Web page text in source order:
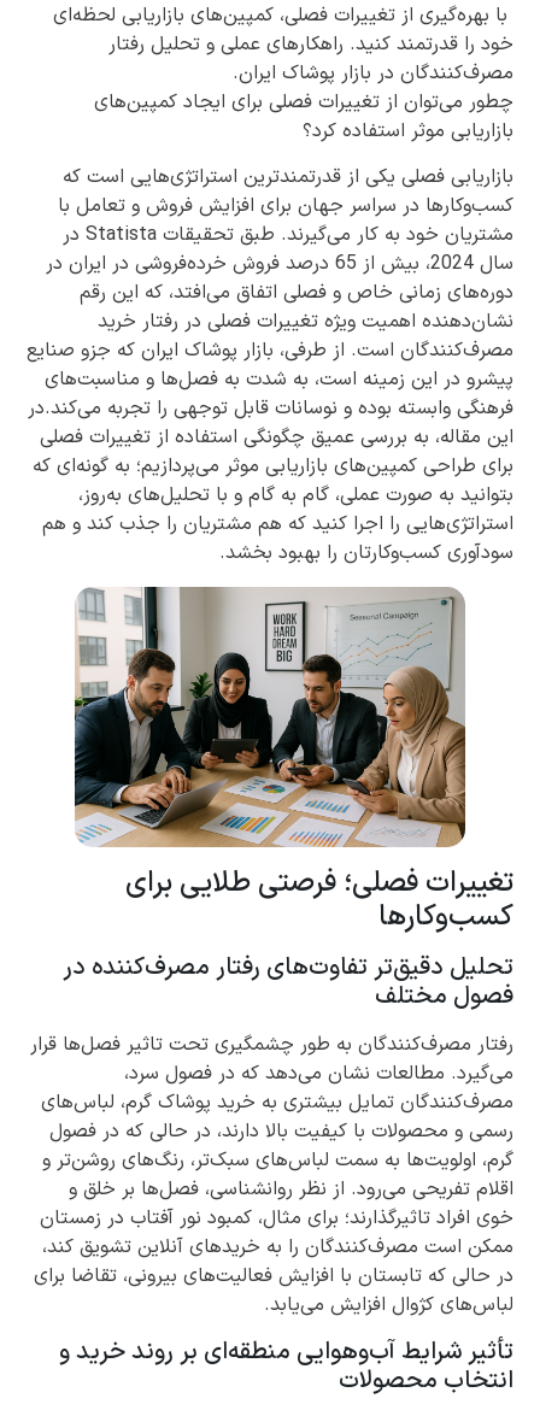
با بهره‌گیری از تغییرات فصلی، کمپین‌های بازاریابی لحظه‌ای
خود را قدرتمند کنید. راهکارهای عملی و تحلیل رفتار
مصرف‌کنندگان در بازار پوشاک ایران.
چطور می‌توان از تغییرات فصلی برای ایجاد کمپین‌های
بازاریابی موثر استفاده کرد؟
بازاریابی فصلی یکی از قدرتمندترین استراتژی‌هایی است که
کسب‌وکارها در سراسر جهان برای افزایش فروش و تعامل با
مشتریان خود به کار می‌گیرند. طبق تحقیقات Statista در
سال 2024، بیش از 65 درصد فروش خرده‌فروشی در ایران در
دوره‌های زمانی خاص و فصلی اتفاق می‌افتد، که این رقم
نشان‌دهنده اهمیت ویژه تغییرات فصلی در رفتار خرید
مصرف‌کنندگان است. از طرفی، بازار پوشاک ایران که جزو صنایع
پیشرو در این زمینه است، به شدت به فصل‌ها و مناسبت‌های
فرهنگی وابسته بوده و نوسانات قابل توجهی را تجربه می‌کند.در
این مقاله، به بررسی عمیق چگونگی استفاده از تغییرات فصلی
برای طراحی کمپین‌های بازاریابی موثر می‌پردازیم؛ به گونه‌ای که
بتوانید به صورت عملی، گام به گام و با تحلیل‌های به‌روز،
استراتژی‌هایی را اجرا کنید که هم مشتریان را جذب کند و هم
سودآوری کسب‌وکارتان را بهبود بخشد.
تغییرات فصلی؛ فرصتی طلایی برای
کسب‌وکارها
تحلیل دقیق‌تر تفاوت‌های رفتار مصرف‌کننده در
فصول مختلف
رفتار مصرف‌کنندگان به طور چشمگیری تحت تاثیر فصل‌ها قرار
می‌گیرد. مطالعات نشان می‌دهد که در فصول سرد،
مصرف‌کنندگان تمایل بیشتری به خرید پوشاک گرم، لباس‌های
رسمی و محصولات با کیفیت بالا دارند، در حالی که در فصول
گرم، اولویت‌ها به سمت لباس‌های سبک‌تر، رنگ‌های روشن‌تر و
اقلام تفریحی می‌رود. از نظر روانشناسی، فصل‌ها بر خلق و
خوی افراد تاثیرگذارند؛ برای مثال، کمبود نور آفتاب در زمستان
ممکن است مصرف‌کنندگان را به خریدهای آنلاین تشویق کند،
در حالی که تابستان با افزایش فعالیت‌های بیرونی، تقاضا برای
لباس‌های کژوال افزایش می‌یابد.
تأثیر شرایط آب‌وهوایی منطقه‌ای بر روند خرید و
انتخاب محصولات